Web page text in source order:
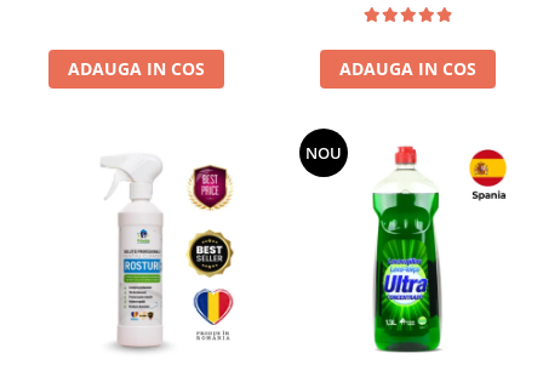
ADAUGA IN COS ADAUGA IN COS
NOU